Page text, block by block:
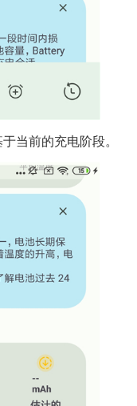
当前的充电阶段。